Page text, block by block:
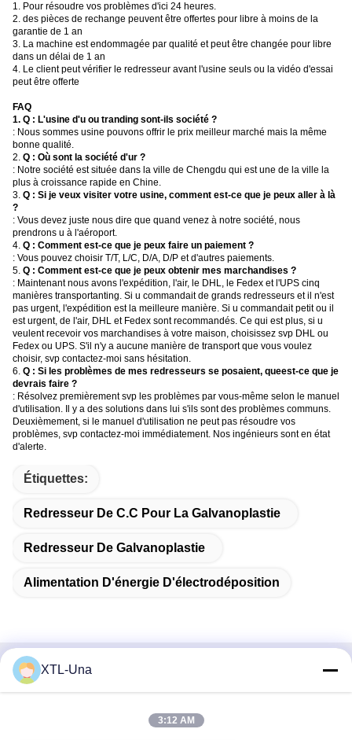
1. Pour résoudre vos problèmes d'ici 24 heures.
2. des pièces de rechange peuvent être offertes pour libre à moins de la
garantie de 1 an
3. La machine est endommagée par qualité et peut être changée pour libre
dans un délai de 1 an
4. Le client peut vérifier le redresseur avant l'usine seuls ou la vidéo d'essai
peut être offerte
FAQ
1. Q : L'usine d'u ou tranding sont-ils société ?
: Nous sommes usine pouvons offrir le prix meilleur marché mais la même
bonne qualité.
2. Q : Où sont la société d'ur ?
: Notre société est située dans la ville de Chengdu qui est une de la ville la
plus à croissance rapide en Chine.
3. Q : Si je veux visiter votre usine, comment est-ce que je peux aller à là
?
: Vous devez juste nous dire que quand venez à notre société, nous
prendrons u à l'aéroport.
4. Q : Comment est-ce que je peux faire un paiement ?
: Vous pouvez choisir T/T, L/C, D/A, D/P et d'autres paiements.
5. Q : Comment est-ce que je peux obtenir mes marchandises ?
: Maintenant nous avons l'expédition, l'air, le DHL, le Fedex et l'UPS cinq
manières transportanting. Si u commandait de grands redresseurs et il n'est
pas urgent, l'expédition est la meilleure manière. Si u commandait petit ou il
est urgent, de l'air, DHL et Fedex sont recommandés. Ce qui est plus, si u
veulent recevoir vos marchandises à votre maison, choisissez svp DHL ou
Fedex ou UPS. S'il n'y a aucune manière de transport que vous voulez
choisir, svp contactez-moi sans hésitation.
6. Q : Si les problèmes de mes redresseurs se posaient, queest-ce que je
devrais faire ?
: Résolvez premièrement svp les problèmes par vous-même selon le manuel
d'utilisation. Il y a des solutions dans lui s'ils sont des problèmes communs.
Deuxièmement, si le manuel d'utilisation ne peut pas résoudre vos
problèmes, svp contactez-moi immédiatement. Nos ingénieurs sont en état
d'alerte.
Étiquettes:
Redresseur De C.C Pour La Galvanoplastie
Redresseur De Galvanoplastie
Alimentation D'énergie D'électrodéposition
Contactez rapidement
XTL-Una
3:12 AM